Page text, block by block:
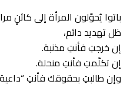
باتوا يُحوّلون المرأة إلى
ظل تهديد دائم،
إن خرجتِ فأنتِ مذنبة.
إن تكلّمتِ فأنتِ منحلة.
وإن طالبتِ بحقوقك فأنتِ